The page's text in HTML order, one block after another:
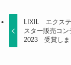
LIXIL エクス
スター販売コン
2023 受賞しま